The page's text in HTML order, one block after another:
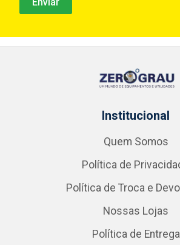
Institucional
Quem Somos
Política de
Política de Troca e
Nossas Lojas
Política de Entrega